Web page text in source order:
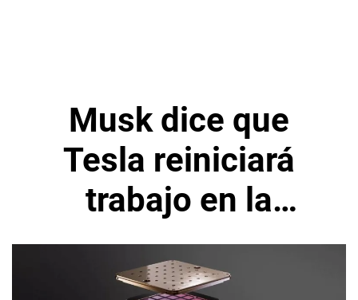
Musk dice que
Tesla reiniciará
trabajo en la
supercomputadora
Dojo3